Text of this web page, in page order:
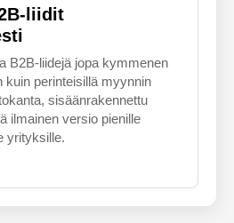
liidit
B2B-liidejä jopa kymmenen
kuin perinteisillä myynnin
sisäänrakennettu
ilmainen versio pienille
yrityksille.